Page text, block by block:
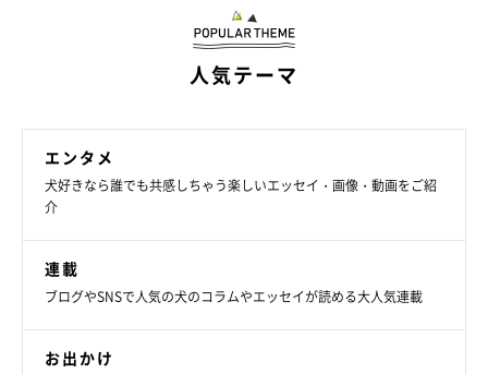
人気テーマ
エンタメ
犬好きなら誰でも共感しちゃう楽しいエッセイ・画像・動画をご紹
介
連載
ブログやSNSで人気の犬のコラムやエッセイが読める大人気連載
お出かけ